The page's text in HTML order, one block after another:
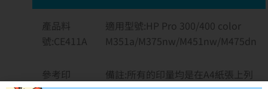
產品料
號:CE411A
適用型號:HP Pro 300/400 color
M351a/M375nw/M451nw/M475dn
參考印
備註:所有的印量均是在A4紙張上列